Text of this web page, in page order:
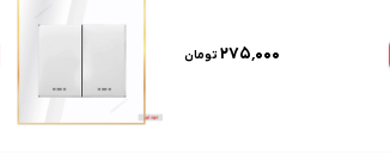
۲۷۵٬۰۰۰ تومان